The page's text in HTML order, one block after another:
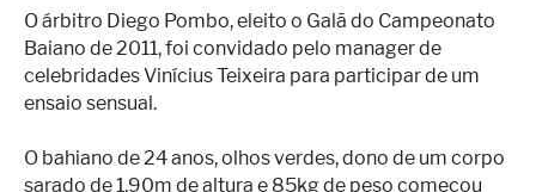
Treino
Saúde
Concursos
O árbitro Diego Pombo, eleito o Galã do Campeonato
Baiano de 2011, foi convidado pelo manager de
celebridades Vinícius Teixeira para participar de um
ensaio sensual.
O bahiano de 24 anos, olhos verdes, dono de um corpo
sarado de 1,90m de altura e 85kg de peso começou